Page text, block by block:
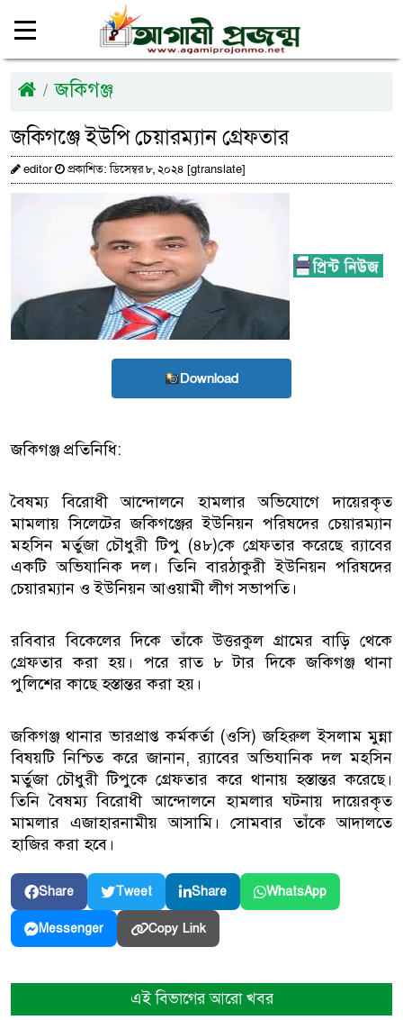
জকিগঞ্জ
জকিগঞ্জে ইউপি চেয়ারম্যান গ্রেফতার
editor প্রকাশিত: ডিসেম্বর ৮, ২০২৪ [gtranslate]
Download
জকিগঞ্জ প্রতিনিধি:
বৈষম্য বিরোধী আন্দোলনে হামলার অভিযোগে দায়েরকৃত
মামলায় সিলেটের জকিগঞ্জের ইউনিয়ন পরিষদের চেয়ারম্যান
মহসিন মর্তুজা চৌধুরী টিপু (৪৮)কে গ্রেফতার করেছে র‍্যাবের
একটি অভিযানিক দল। তিনি বারঠাকুরী ইউনিয়ন পরিষদের
চেয়ারম্যান ও ইউনিয়ন আওয়ামী লীগ সভাপতি।
রবিবার বিকেলের দিকে তাঁকে উত্তরকুল গ্রামের বাড়ি থেকে
গ্রেফতার করা হয়। পরে রাত ৮ টার দিকে জকিগঞ্জ থানা
পুলিশের কাছে হস্তান্তর করা হয়।
জকিগঞ্জ থানার ভারপ্রাপ্ত কর্মকর্তা (ওসি) জহিরুল ইসলাম মুন্না
বিষয়টি নিশ্চিত করে জানান, র‍্যাবের অভিযানিক দল মহসিন
মর্তুজা চৌধুরী টিপুকে গ্রেফতার করে থানায় হস্তান্তর করেছে।
তিনি বৈষম্য বিরোধী আন্দোলনে হামলার ঘটনায় দায়েরকৃত
মামলার এজাহারনামীয় আসামি। সোমবার তাঁকে আদালতে
হাজির করা হবে।
Share Tweet Share WhatsApp
Messenger Copy Link
এই বিভাগের আরো খবর